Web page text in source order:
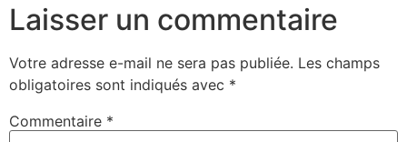
Laisser un commentaire
Votre adresse e-mail ne sera pas publiée. Les champs
obligatoires sont indiqués avec *
Commentaire *